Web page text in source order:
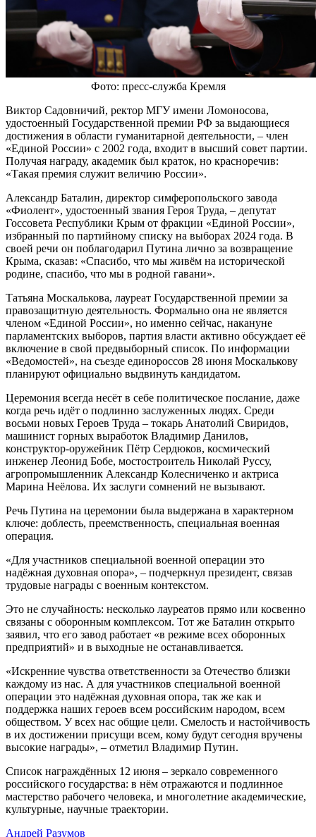
Фото: пресс-служба Кремля
Виктор Садовничий, ректор МГУ имени Ломоносова,
удостоенный Государственной премии РФ за выдающиеся
достижения в области гуманитарной деятельности, – член
«Единой России» с 2002 года, входит в высший совет партии.
Получая награду, академик был краток, но красноречив:
«Такая премия служит величию России».
Александр Баталин, директор симферопольского завода
«Фиолент», удостоенный звания Героя Труда, – депутат
Госсовета Республики Крым от фракции «Единой России»,
избранный по партийному списку на выборах 2024 года. В
своей речи он поблагодарил Путина лично за возвращение
Крыма, сказав: «Спасибо, что мы живём на исторической
родине, спасибо, что мы в родной гавани».
Татьяна Москалькова, лауреат Государственной премии за
правозащитную деятельность. Формально она не является
членом «Единой России», но именно сейчас, накануне
парламентских выборов, партия власти активно обсуждает её
включение в свой предвыборный список. По информации
«Ведомостей», на съезде единороссов 28 июня Москалькову
планируют официально выдвинуть кандидатом.
Церемония всегда несёт в себе политическое послание, даже
когда речь идёт о подлинно заслуженных людях. Среди
восьми новых Героев Труда – токарь Анатолий Свиридов,
машинист горных выработок Владимир Данилов,
конструктор-оружейник Пётр Сердюков, космический
инженер Леонид Бобе, мостостроитель Николай Руссу,
агропромышленник Александр Колесниченко и актриса
Марина Неёлова. Их заслуги сомнений не вызывают.
Речь Путина на церемонии была выдержана в характерном
ключе: доблесть, преемственность, специальная военная
операция.
«Для участников специальной военной операции это
надёжная духовная опора», – подчеркнул президент, связав
трудовые награды с военным контекстом.
Это не случайность: несколько лауреатов прямо или косвенно
связаны с оборонным комплексом. Тот же Баталин открыто
заявил, что его завод работает «в режиме всех оборонных
предприятий» и в выходные не останавливается.
«Искренние чувства ответственности за Отечество близки
каждому из нас. А для участников специальной военной
операции это надёжная духовная опора, так же как и
поддержка наших героев всем российским народом, всем
обществом. У всех нас общие цели. Смелость и настойчивость
в их достижении присущи всем, кому будут сегодня вручены
высокие награды», – отметил Владимир Путин.
Список награждённых 12 июня – зеркало современного
российского государства: в нём отражаются и подлинное
мастерство рабочего человека, и многолетние академические,
культурные, научные траектории.
Андрей Разумов